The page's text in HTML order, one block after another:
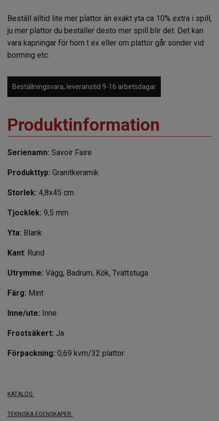
Beställ alltid lite mer plattor än exakt yta ca 10% extra i spill,
ju mer plattor du beställer desto mer spill blir det. Det kan
vara kapningar för hörn t ex eller om plattor går sönder vid
borrning etc.
Beställningsvara, leveranstid 9-16 arbetsdagar
Produktinformation
Serienamn: Savoir Faire
Produkttyp: Granitkeramik
Storlek: 4,8x45 cm
Tjocklek: 9,5 mm
Yta: Blank
Kant: Rund
Utrymme: Vägg, Badrum, Kök, Tvättstuga
Färg: Mint
Inne/ute: Inne
Frostsäkert: Ja
Förpackning: 0,69 kvm/32 plattor.
KATALOG
TEKNISKA EGENSKAPER